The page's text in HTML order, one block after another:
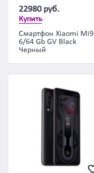
22980 руб.
Купить
Смартфон Xiaomi Mi9
6/64 Gb GV Black
Черный